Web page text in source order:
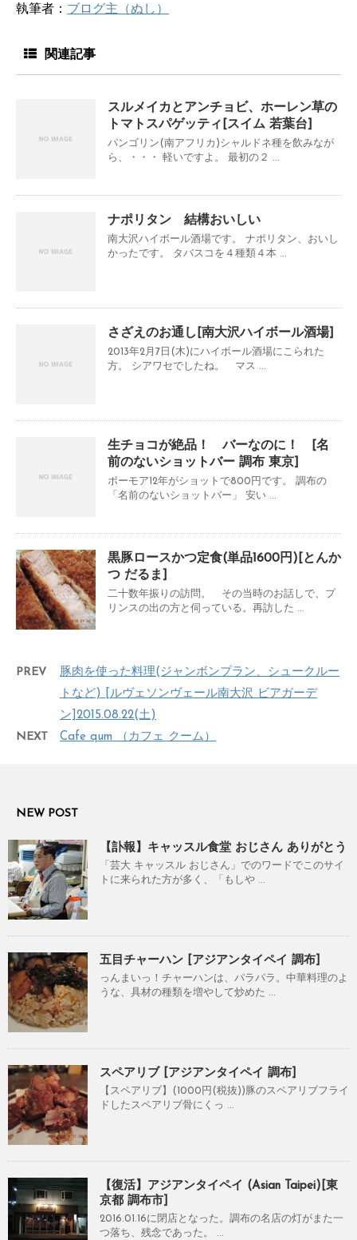
執筆者： ブログ主（ぬし）
関連記事
スルメイカとアンチョビ、ホーレン草の
トマトスパゲッティ[スイム 若葉台]
パンゴリン(南アフリカ)シャルドネ種を飲みなが
ら、・・・ 軽いですよ。 最初の２ ...
ナポリタン 結構おいしい
南大沢ハイボール酒場です。 ナポリタン、おいし
かったです。 タバスコを４種類４本 ...
さざえのお通し[南大沢ハイボール酒場]
2013年2月7日(木)にハイボール酒場にこられた
方。 シアワセでしたね。 マス ...
生チョコが絶品！ バーなのに！ [名
前のないショットバー 調布 東京]
ボーモア12年がショットで800円です。 調布の
「名前のないショットバー」 安い ...
黒豚ロースかつ定食(単品1600円)[とんか
つ だるま]
二十数年振りの訪問。 その当時のお話しで、プ
リンスの出の方と伺っている。再訪した ...
PREV
豚肉を使った料理(ジャンボンプラン、シュークルー
トなど) [ルヴェソンヴェール南大沢 ビアガーデ
ン]2015.08.22(土)
NEXT
Cafe qum （カフェ クーム）
NEW POST
【訃報】キャッスル食堂 おじさん ありがとう
「芸大 キャッスル おじさん」でのワードでこのサイ
トに来られた方が多く、「もしや ...
五目チャーハン [アジアンタイペイ 調布]
っんまいっ！チャーハンは、パラパラ。中華料理のよ
うな、具材の種類を増やして炒めた ...
スペアリブ [アジアンタイペイ 調布]
【スペアリブ】(1000円(税抜))豚のスペアリブフライ
ドしたスペアリブ骨にくっ ...
【復活】アジアンタイペイ (Asian Taipei)[東
京都 調布市]
2016.01.16に閉店となった。調布の名店の灯がまた一
つ落ち、残念であった。 ...